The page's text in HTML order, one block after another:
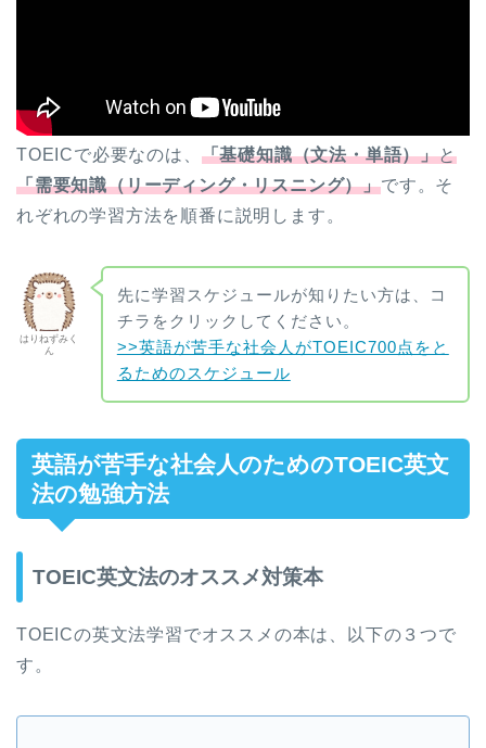
TOEICで必要なのは、 「基礎知識（文法・単語）」と
「需要知識（リーディング・リスニング）」です。そ
れぞれの学習方法を順番に説明します。
はりねずみく
ん
先に学習スケジュールが知りたい方は、コ
チラをクリックしてください。
>>英語が苦手な社会人がTOEIC700点をと
るためのスケジュール
英語が苦手な社会人のためのTOEIC英文
法の勉強方法
TOEIC英文法のオススメ対策本
TOEICの英文法学習でオススメの本は、以下の３つで
す。